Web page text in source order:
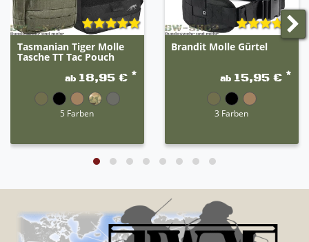
Tasmanian Tiger Molle
Tasche TT Tac Pouch
ab 18,95 € *
5 Farben
Brandit Molle Gürtel
ab 15,95 € *
3 Farben